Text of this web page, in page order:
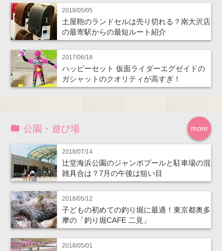
2018/05/05
土屋鞄のランドセルは売り切れる？南大沢店
の最寄駅からの最短ルート紹介
2017/06/18
ハッピーセット 仮面ライダーエグゼイドの
ガシャットのクオリティが高すぎ！
more
公園・遊び場
2018/07/14
辻堂海浜公園のジャンボプールと駐車場の混
雑具合は？7月の午後は狙い目
2018/05/12
子どもの初めての釣り堀に最適！東京都奥多
摩の「釣り堀CAFE 二見」
2018/05/01